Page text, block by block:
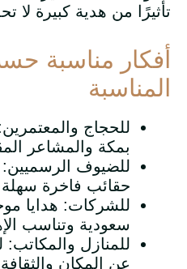
تأثيرًا من هدية كبيرة لا
أفكار مناسبة
المناسبة
للحجاج
بمكة والمشاعر
للضيوف الرسميين:
حقائب فاخرة
للشركات: هدايا
سعودية وتناسب
للمنازل والمكاتب:
عن المكان